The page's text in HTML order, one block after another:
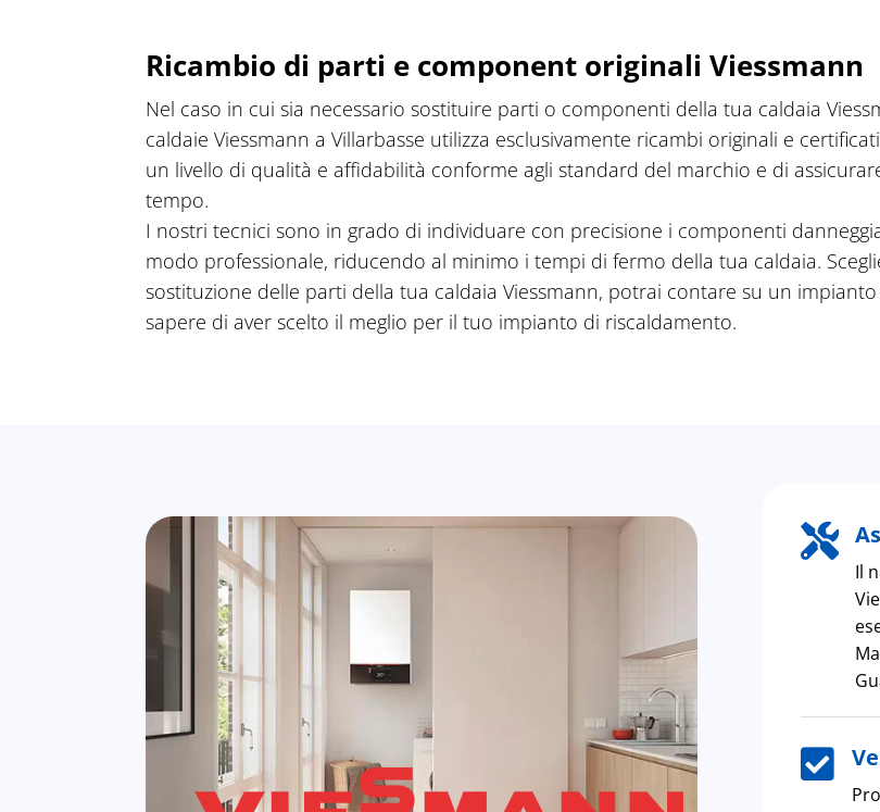
Ricambio di parti e component originali Viessmann
Nel caso in cui sia necessario sostituire parti o componenti della tua caldaia
caldaie Viessmann a Villarbasse utilizza esclusivamente ricambi originali e
un livello di qualità e affidabilità conforme agli standard del marchio e di
tempo.
I nostri tecnici sono in grado di individuare con precisione i componenti
modo professionale, riducendo al minimo i tempi di fermo della tua caldaia.
sostituzione delle parti della tua caldaia Viessmann, potrai contare su un
sapere di aver scelto il meglio per il tuo impianto di riscaldamento.

Il
